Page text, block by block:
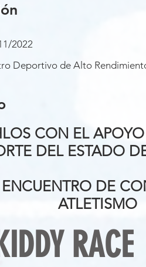
2022
Deportivo de Alto
CON EL
DEL ESTADO
DE
ATLETISMO